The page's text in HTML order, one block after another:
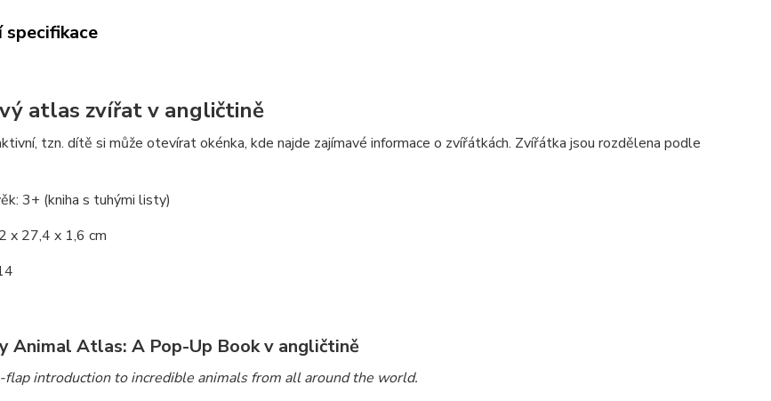
atlas zvířat v angličtině
tzn. dítě si může otevírat okénka, kde najde zajímavé informace o zvířátkách. Zvířátka jsou rozdělena podle
3+ (kniha s tuhými listy)
x 27,4 x 1,6 cm
Animal Atlas: A Pop-Up Book v angličtině
introduction to incredible animals from all around the world.